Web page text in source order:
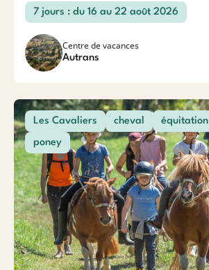
7 jours : du 16 au 22 août 2026
Centre de vacances
Autrans
Les Cavaliers cheval équitation
poney